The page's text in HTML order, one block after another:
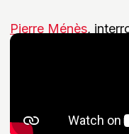
Pierre Ménès,
pointe des pieds...